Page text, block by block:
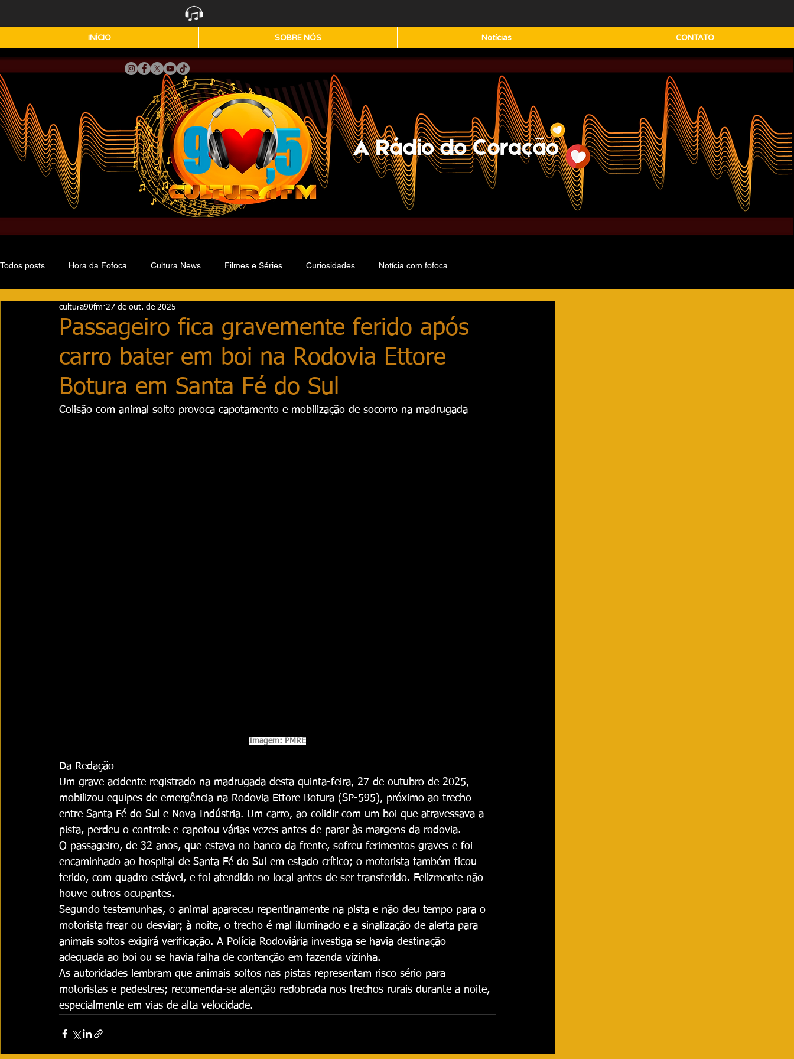
INÍCIO SOBRE NÓS Notícias CONTATO
Todos posts Hora da Fofoca Cultura News Filmes e Séries Curiosidades Notícia com fofoca
Passageiro fica gravemente ferido após
carro bater em boi na Rodovia Ettore
Botura em Santa Fé do Sul
cultura90fm 27 de out. de 2025
Colisão com animal solto provoca capotamento e mobilização de socorro na madrugada
Imagem: PMRE
Da Redação
Um grave acidente registrado na madrugada desta quinta-feira, 27 de outubro de 2025,
mobilizou equipes de emergência na Rodovia Ettore Botura (SP-595), próximo ao trecho
entre Santa Fé do Sul e Nova Indústria. Um carro, ao colidir com um boi que atravessava a
pista, perdeu o controle e capotou várias vezes antes de parar às margens da rodovia.
O passageiro, de 32 anos, que estava no banco da frente, sofreu ferimentos graves e foi
encaminhado ao hospital de Santa Fé do Sul em estado crítico; o motorista também ficou
ferido, com quadro estável, e foi atendido no local antes de ser transferido. Felizmente não
houve outros ocupantes.
Segundo testemunhas, o animal apareceu repentinamente na pista e não deu tempo para o
motorista frear ou desviar; à noite, o trecho é mal iluminado e a sinalização de alerta para
animais soltos exigirá verificação. A Polícia Rodoviária investiga se havia destinação
adequada ao boi ou se havia falha de contenção em fazenda vizinha.
As autoridades lembram que animais soltos nas pistas representam risco sério para
motoristas e pedestres; recomenda-se atenção redobrada nos trechos rurais durante a noite,
especialmente em vias de alta velocidade.